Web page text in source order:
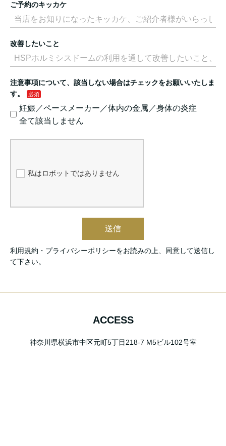
ご予約のキッカケ
改善したいこと
注意事項について、該当しない場合はチェックをお願いいたしま
す。
妊娠／ペースメーカー／体内の金属／身体の炎症
全て該当しません
私はロボットではありません
送信
利用規約・プライバシーポリシーをお読みの上、同意して送信し
て下さい。
ACCESS
神奈川県横浜市中区元町5丁目218-7 M5ビル102号室